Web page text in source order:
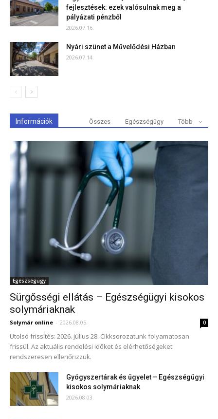
fejlesztések: ezek valósulnak meg a
pályázati pénzből
2026.07.16.
Nyári szünet a Művelődési Házban
2026.07.14.
Információk Összes Egészségügy Több
Egészségügy
Sürgősségi ellátás – Egészségügyi kisokos
solymáriaknak
Solymár online - 2026.08.05. 0
Utolsó frissítés: 2026. július 28. Cikksorozatunk folyamatosan
frissül. Az aktuális rendelési időket és elérhetőségeket
rendszeresen ellenőrizzük.
Gyógyszertárak és ügyelet – Egészségügyi
kisokos solymáriaknak
2026.08.03.